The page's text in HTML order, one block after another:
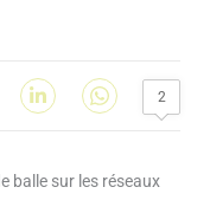
2
balle sur les réseaux